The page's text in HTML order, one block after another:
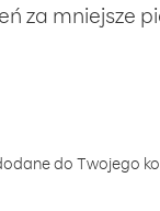
za mniejsze
do Twojego